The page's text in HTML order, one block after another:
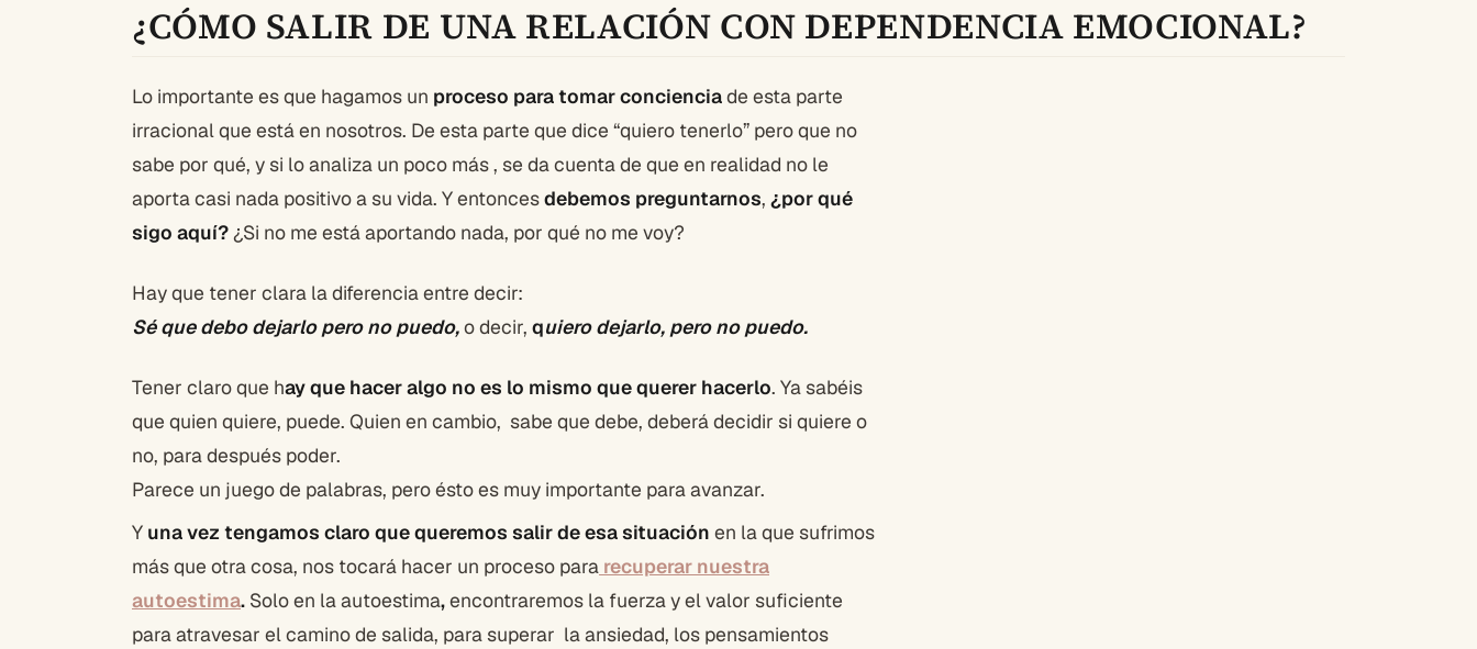
¿CÓMO SALIR DE UNA RELACIÓN CON DEPENDENCIA EMOCIONAL?
Lo importante es que hagamos un proceso para tomar concienciade esta parte
irracional que está en nosotros. De esta parte que dice “quiero tenerlo” pero que no
sabe por qué, y si lo analiza un poco más , se da cuenta de que en realidad no le
aporta casi nada positivo a su vida. Y entoncesdebemos preguntarnos, ¿por qué
sigo aquí? ¿Si no me está aportando nada, por qué no me voy?
Hay que tener clara la diferencia entre decir:
Sé que debo dejarlo pero no puedo,o decir, quiero dejarlo, pero no puedo.
Tener claro que hay que hacer algo no es lo mismo que querer hacerlo. Ya sabéis
que quien quiere, puede. Quien en cambio, sabe que debe, deberá decidir si quiere o
no, para después poder.
Parece un juego de palabras, pero ésto es muy importante para avanzar.
Y una vez tengamos claro que queremos salir de esa situación en la que sufrimos
más que otra cosa, nos tocará hacer un proceso para recuperar nuestra
autoestima. Solo en la autoestima,encontraremos la fuerza y el valor suficiente
para atravesar el camino de salida, para superar la ansiedad, los pensamientos